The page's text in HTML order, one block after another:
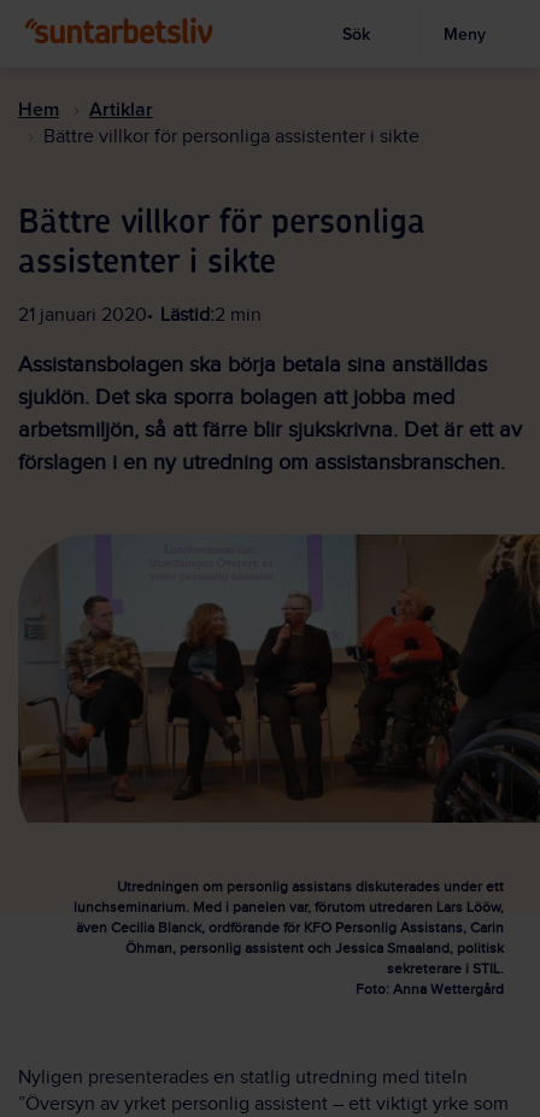
huvudinnehållet
Visa sökruta
Sök Meny
Hem Artiklar
Bättre villkor för personliga assistenter i sikte
Bättre villkor för personliga
assistenter i sikte
21 januari 2020 Lästid:2 min
Assistansbolagen ska börja betala sina anställdas
sjuklön. Det ska sporra bolagen att jobba med
arbetsmiljön, så att färre blir sjukskrivna. Det är ett av
förslagen i en ny utredning om assistansbranschen.
Utredningen om personlig assistans diskuterades under ett
lunchseminarium. Med i panelen var, förutom utredaren Lars Lööw,
även Cecilia Blanck, ordförande för KFO Personlig Assistans, Carin
Öhman, personlig assistent och Jessica Smaaland, politisk
sekreterare i STIL.
Foto: Anna Wettergård
Nyligen presenterades en statlig utredning med titeln
”Översyn av yrket personlig assistent – ett viktigt yrke som